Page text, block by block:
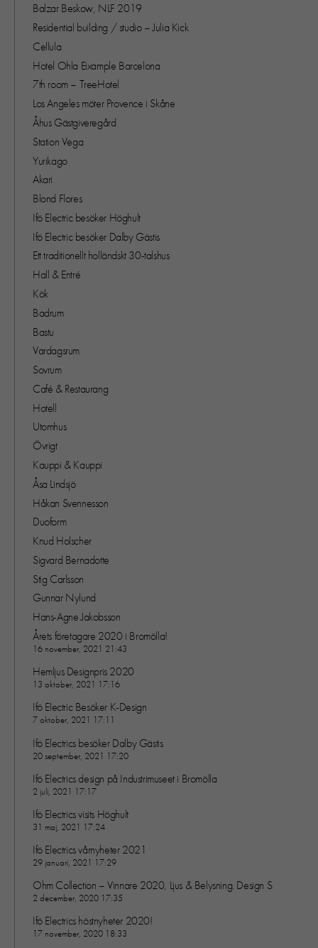
Balzar Beskow, NLF 2019
Residential building / studio – Julia Kick
Cellula
Hotel Ohla Eixample Barcelona
7th room – TreeHotel
Los Angeles möter Provence i Skåne
Åhus Gästgiveregård
Station Vega
Yurikago
Akari
Blond Flores
Ifö Electric besöker Höghult
Ifö Electric besöker Dalby Gästis
Ett traditionellt holländskt 30-talshus
Hall & Entré
Kök
Badrum
Bastu
Vardagsrum
Sovrum
Café & Restaurang
Hotell
Utomhus
Övrigt
Kauppi & Kauppi
Åsa Lindsjö
Håkan Svennesson
Duoform
Knud Holscher
Sigvard Bernadotte
Stig Carlsson
Gunnar Nylund
Hans-Agne Jakobsson
Årets företagare 2020 i Bromölla!
16 november, 2021 21:43
Hemljus Designpris 2020
13 oktober, 2021 17:16
Ifö Electric Besöker K-Design
7 oktober, 2021 17:11
Ifö Electrics besöker Dalby Gästis
20 september, 2021 17:20
Ifö Electrics design på Industrimuseet i Bromölla
2 juli, 2021 17:17
Ifö Electrics visits Höghult
31 maj, 2021 17:24
Ifö Electrics vårnyheter 2021
29 januari, 2021 17:29
Ohm Collection – Vinnare 2020, Ljus & Belysning. Design S
2 december, 2020 17:35
Ifö Electrics höstnyheter 2020!
17 november, 2020 18:33